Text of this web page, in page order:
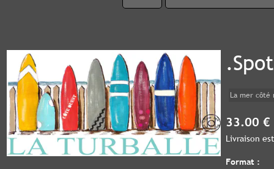
La mer côté
33.00 €
Livraison
Format :